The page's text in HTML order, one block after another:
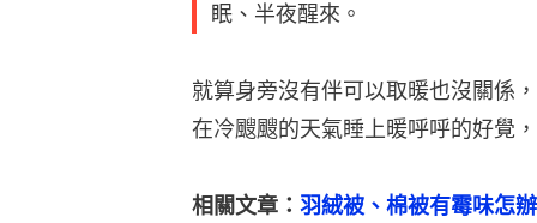
眠、半夜醒來。
就算身旁沒有伴可以取暖也沒關係
在冷颼颼的天氣睡上暖呼呼的好覺
相關文章： 羽絨被、棉被有霉味怎